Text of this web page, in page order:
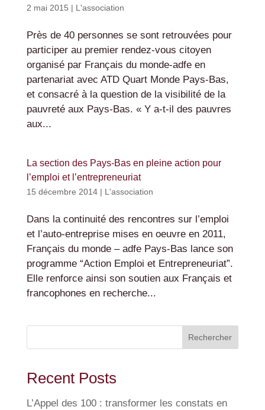
2 mai 2015 | L'association
Près de 40 personnes se sont retrouvées pour
participer au premier rendez-vous citoyen
organisé par Français du monde-adfe en
partenariat avec ATD Quart Monde Pays-Bas,
et consacré à la question de la visibilité de la
pauvreté aux Pays-Bas. « Y a-t-il des pauvres
aux...
La section des Pays-Bas en pleine action pour
l’emploi et l’entrepreneuriat
15 décembre 2014| L'association
Dans la continuité des rencontres sur l’emploi
et l’auto-entreprise mises en oeuvre en 2011,
Français du monde – adfe Pays-Bas lance son
programme “Action Emploi et Entrepreneuriat”.
Elle renforce ainsi son soutien aux Français et
francophones en recherche...
Rechercher
Recent Posts
L’Appel des 100 : transformer les constats en